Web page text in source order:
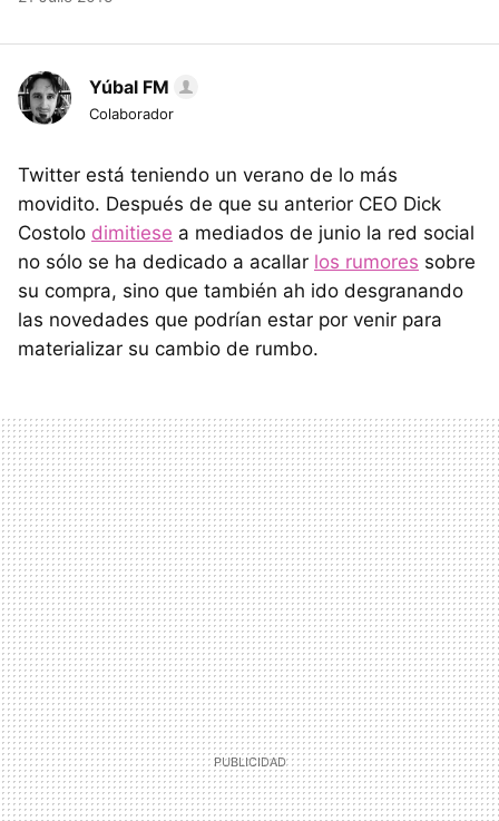
Yúbal FM
Colaborador
Twitter está teniendo un verano de lo más
movidito. Después de que su anterior CEO Dick
Costolo dimitiese a mediados de junio la red social
no sólo se ha dedicado a acallar los rumores sobre
su compra, sino que también ah ido desgranando
las novedades que podrían estar por venir para
materializar su cambio de rumbo.